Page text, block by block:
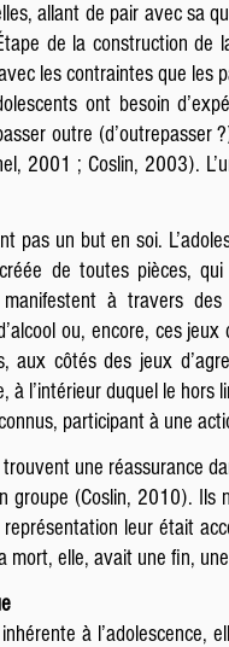
allant de pair avec sa
de la construction
les contraintes que les
ont besoin
outre (d’outrepasser
2001 ; Coslin, 2003).
pas un but en soi.
de toutes pièces,
à travers
ou, encore, ces
aux côtés des jeux
à l’intérieur duquel le
participant à une
une réassurance
groupe (Coslin, 2010).
leur était
mort, elle, avait une fin,
à l’adolescence,